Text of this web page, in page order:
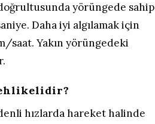
yörüngede sahip
Daha iyi algılamak için
saat. Yakın yörüngedeki
hızlarda hareket halinde